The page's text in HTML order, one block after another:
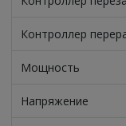
Контроллер
Мощность
Напряжение